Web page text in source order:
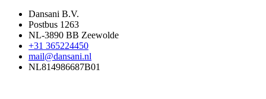
Dansani B.V.
Postbus 1263
NL-3890 BB Zeewolde
+31 365224450
mail@dansani.nl
NL814986687B01